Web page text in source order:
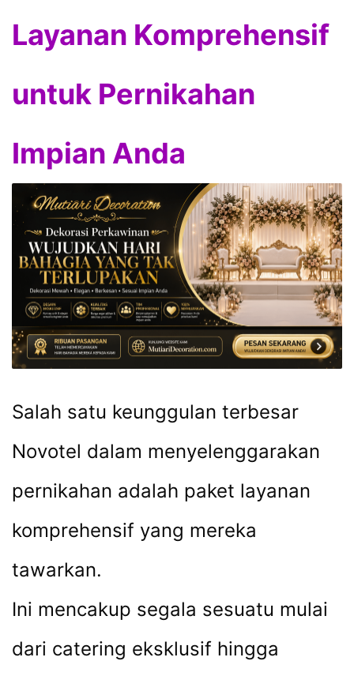
Layanan Komprehensif
untuk Pernikahan
Impian Anda
Salah satu keunggulan terbesar
Novotel dalam menyelenggarakan
pernikahan adalah paket layanan
komprehensif yang mereka
tawarkan.
Ini mencakup segala sesuatu mulai
dari catering eksklusif hingga